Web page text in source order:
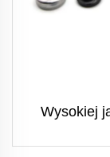
Wysokiej